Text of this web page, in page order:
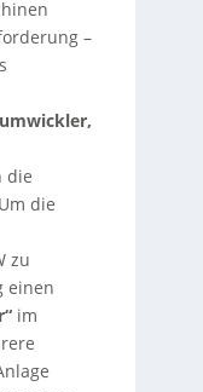
–
die
die
zu
einen
im